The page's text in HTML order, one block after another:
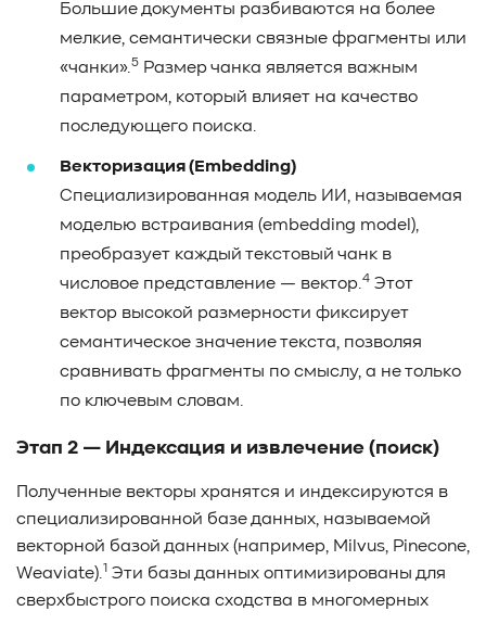
Большие документы разбиваются на более
мелкие, семантически связные фрагменты или
«чанки».5 Размер чанка является важным
параметром, который влияет на качество
последующего поиска.
Векторизация (Embedding)
Специализированная модель ИИ, называемая
моделью встраивания (embedding model),
преобразует каждый текстовый чанк в
числовое представление — вектор.4 Этот
вектор высокой размерности фиксирует
семантическое значение текста, позволяя
сравнивать фрагменты по смыслу, а не только
по ключевым словам.
Этап 2 — Индексация и извлечение (поиск)
Полученные векторы хранятся и индексируются в
специализированной базе данных, называемой
векторной базой данных (например, Milvus, Pinecone,
Weaviate).1 Эти базы данных оптимизированы для
сверхбыстрого поиска сходства в многомерных